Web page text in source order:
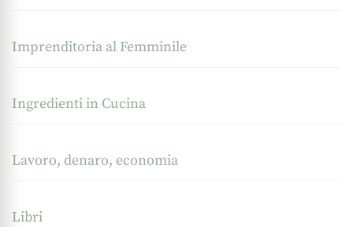
Imprenditoria al Femminile
Ingredienti in Cucina
Lavoro, denaro, economia
Libri